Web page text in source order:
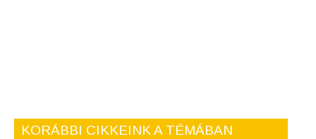
KORÁBBI CIKKEINK A TÉMÁBAN